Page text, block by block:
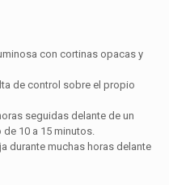
con cortinas opacas y
de control sobre el propio
seguidas delante de un
10 a 15 minutos.
durante muchas horas delante